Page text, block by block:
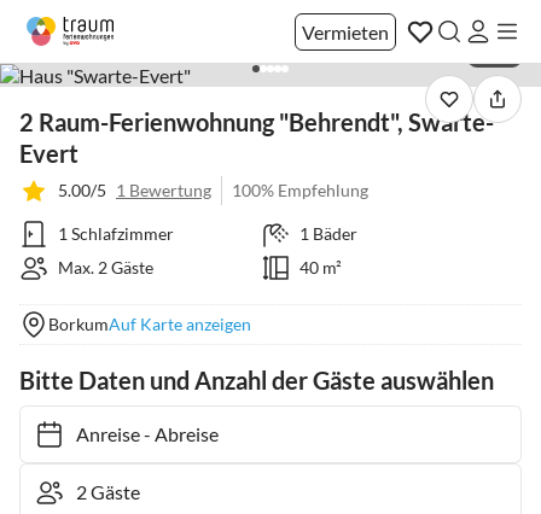
Vermieten
2 Raum-Ferienwohnung "Behrendt", Swarte-
Evert
5.00/5 1 Bewertung 100% Empfehlung
1 Schlafzimmer
1 Bäder
Max. 2 Gäste
40 m²
BorkumAuf Karte anzeigen
Bitte Daten und Anzahl der Gäste auswählen
Anreise- Abreise